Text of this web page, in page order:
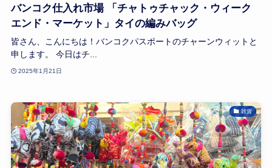
バンコク仕入れ市場 「チャトゥチャック・ウィーク
エンド・マーケット」タイの編みバッグ
皆さん、こんにちは！バンコクパスポートのチャーンウィットと
申します。 今日はチ...
2025年1月21日
雑貨